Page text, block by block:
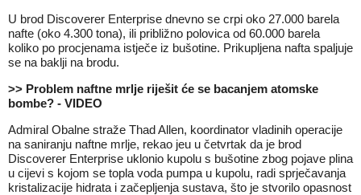
U brod Discoverer Enterprise dnevno se crpi oko 27.000 barela
nafte (oko 4.300 tona), ili približno polovica od 60.000 barela
koliko po procjenama istječe iz bušotine. Prikupljena nafta spaljuje
se na baklji na brodu.
>> Problem naftne mrlje riješit će se bacanjem atomske
bombe? - VIDEO
Admiral Obalne straže Thad Allen, koordinator vladinih operacije
na saniranju naftne mrlje, rekao jeu u četvrtak da je brod
Discoverer Enterprise uklonio kupolu s bušotine zbog pojave plina
u cijevi s kojom se topla voda pumpa u kupolu, radi sprječavanja
kristalizacije hidrata i začepljenja sustava, što je stvorilo opasnost